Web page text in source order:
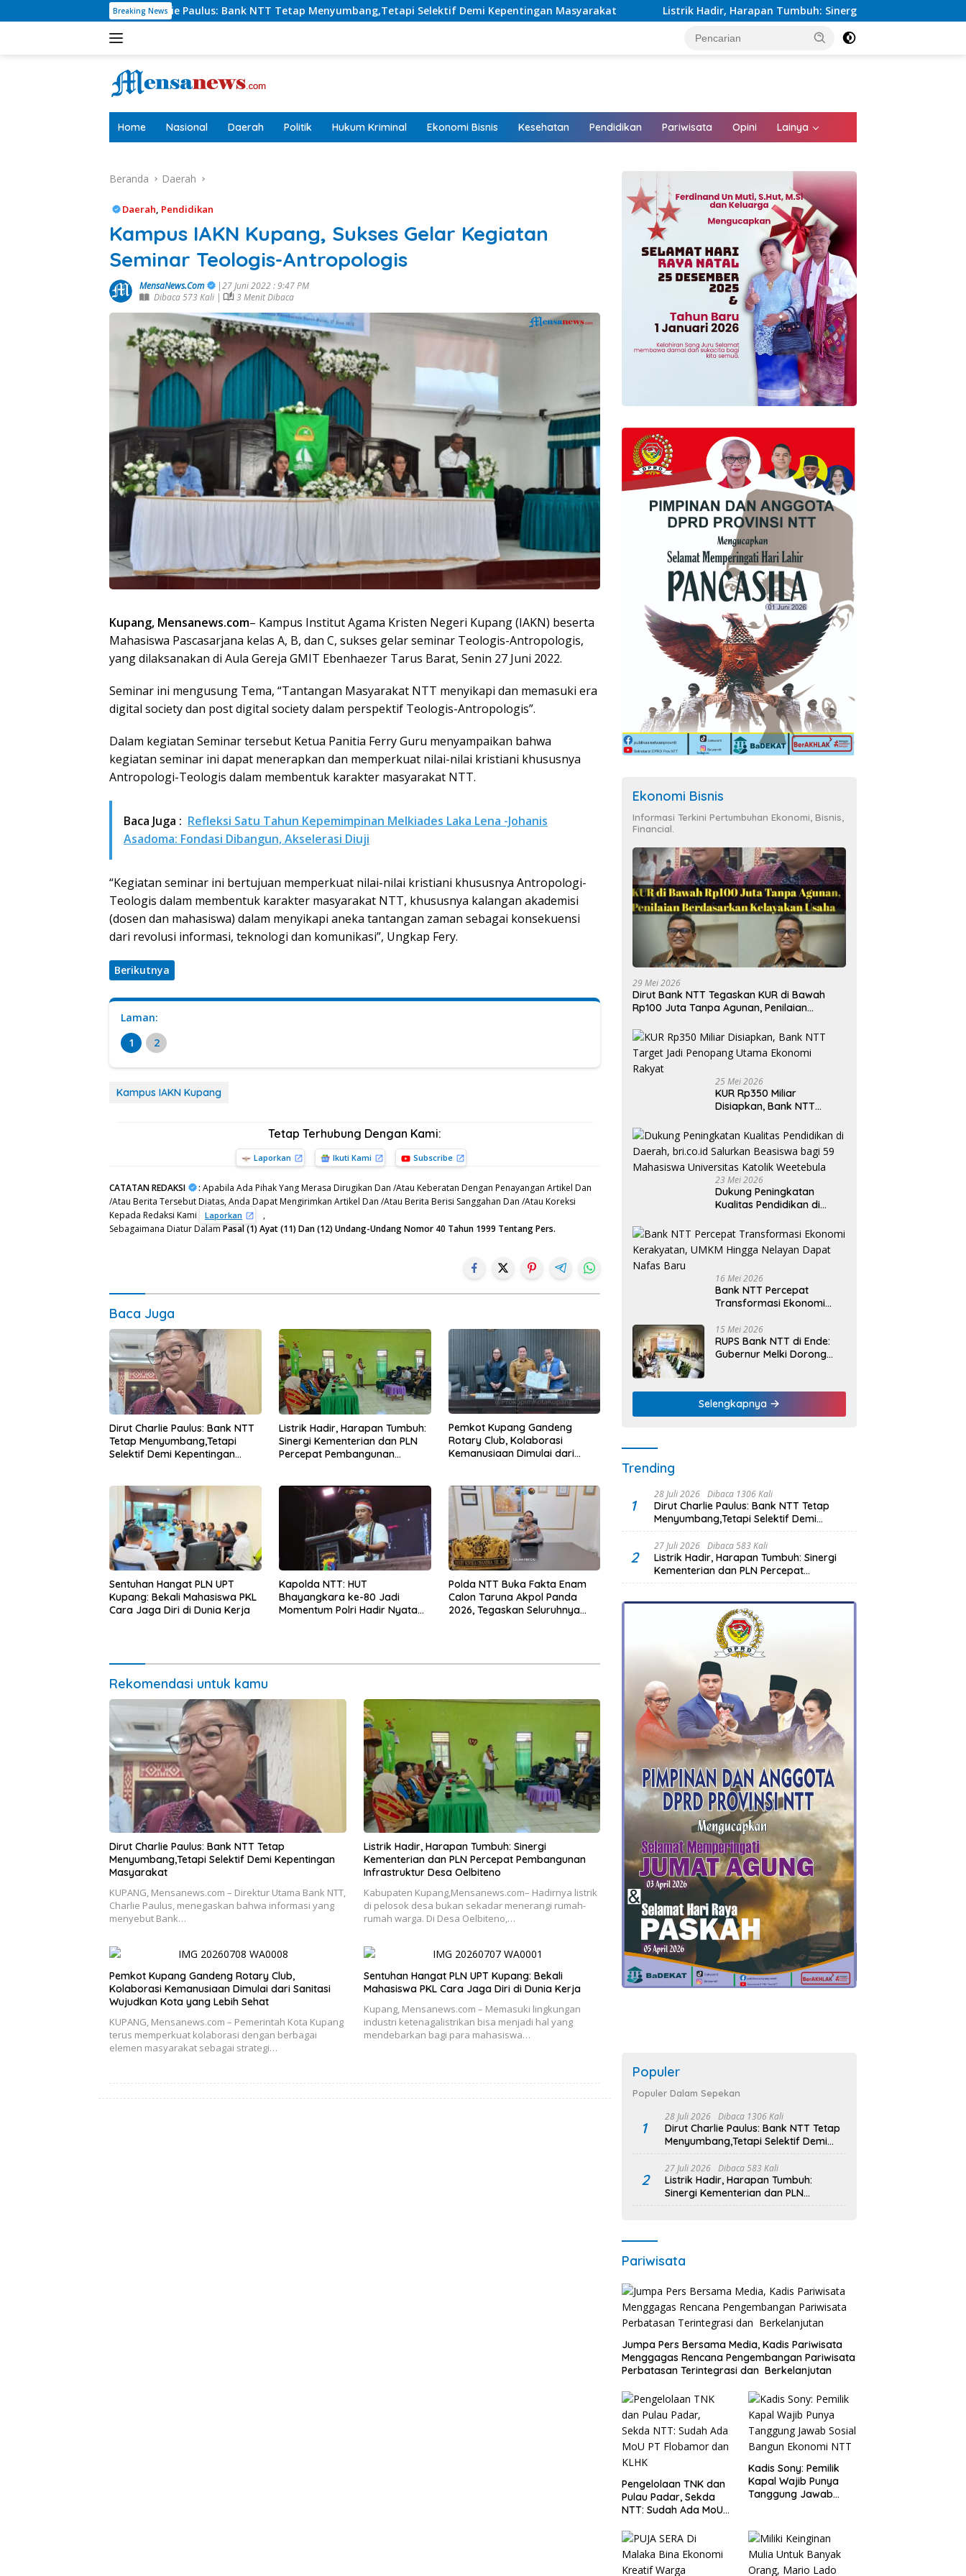
ke
Breaking News
Charlie Paulus: Bank NTT Tetap Menyumbang,Tetapi Selektif Demi Kepentingan Masyarakat Listrik Hadir, Harapan Tumbuh: Sinergi Kementerian dan PLN Percepat
Home Nasional Daerah Politik Hukum Kriminal Ekonomi Bisnis Kesehatan Pendidikan Pariwisata Opini Lainya
Beranda Daerah
Daerah, Pendidikan
Kampus IAKN Kupang, Sukses Gelar Kegiatan
Seminar Teologis-Antropologis
MensaNews.Com
|27 Juni 2022 : 9:47 PM
Dibaca 573 Kali |
3 Menit Dibaca
Kupang, Mensanews.com– Kampus Institut Agama Kristen Negeri Kupang (IAKN) beserta
Mahasiswa Pascasarjana kelas A, B, dan C, sukses gelar seminar Teologis-Antropologis,
yang dilaksanakan di Aula Gereja GMIT Ebenhaezer Tarus Barat, Senin 27 Juni 2022.
Seminar ini mengusung Tema, “Tantangan Masyarakat NTT menyikapi dan memasuki era
digital society dan post digital society dalam perspektif Teologis-Antropologis”.
Dalam kegiatan Seminar tersebut Ketua Panitia Ferry Guru menyampaikan bahwa
kegiatan seminar ini dapat menerapkan dan memperkuat nilai-nilai kristiani khususnya
Antropologi-Teologis dalam membentuk karakter masyarakat NTT.
Baca Juga : Refleksi Satu Tahun Kepemimpinan Melkiades Laka Lena -Johanis
Asadoma: Fondasi Dibangun, Akselerasi Diuji
“Kegiatan seminar ini bertujuan memperkuat nilai-nilai kristiani khususnya Antropologi-
Teologis dalam membentuk karakter masyarakat NTT, khususnya kalangan akademisi
(dosen dan mahasiswa) dalam menyikapi aneka tantangan zaman sebagai konsekuensi
dari revolusi informasi, teknologi dan komunikasi”, Ungkap Fery.
Berikutnya
Laman:
1
2
Kampus IAKN Kupang
Tetap Terhubung Dengan Kami:
Laporkan Ikuti Kami Subscribe
CATATAN REDAKSI : Apabila Ada Pihak Yang Merasa Dirugikan Dan /Atau Keberatan Dengan Penayangan Artikel Dan
/Atau Berita Tersebut Diatas, Anda Dapat Mengirimkan Artikel Dan /Atau Berita Berisi Sanggahan Dan /Atau Koreksi
Kepada Redaksi Kami
Laporkan
,
Sebagaimana Diatur DalamPasal (1) Ayat (11) Dan (12) Undang-Undang Nomor 40 Tahun 1999 Tentang Pers.
Baca Juga
Dirut Charlie Paulus: Bank NTT
Tetap Menyumbang,Tetapi
Selektif Demi Kepentingan
Listrik Hadir, Harapan Tumbuh:
Sinergi Kementerian dan PLN
Percepat Pembangunan
Pemkot Kupang Gandeng
Rotary Club, Kolaborasi
Kemanusiaan Dimulai dari
Sentuhan Hangat PLN UPT
Kupang: Bekali Mahasiswa PKL
Cara Jaga Diri di Dunia Kerja
Kapolda NTT: HUT
Bhayangkara ke-80 Jadi
Momentum Polri Hadir Nyata
Polda NTT Buka Fakta Enam
Calon Taruna Akpol Panda
2026, Tegaskan Seluruhnya
Rekomendasi untuk kamu
Dirut Charlie Paulus: Bank NTT Tetap
Menyumbang,Tetapi Selektif Demi Kepentingan
Masyarakat
KUPANG, Mensanews.com – Direktur Utama Bank NTT,
Charlie Paulus, menegaskan bahwa informasi yang
menyebut Bank…
Listrik Hadir, Harapan Tumbuh: Sinergi
Kementerian dan PLN Percepat Pembangunan
Infrastruktur Desa Oelbiteno
Kabupaten Kupang,Mensanews.com– Hadirnya listrik
di pelosok desa bukan sekadar menerangi rumah-
rumah warga. Di Desa Oelbiteno,…
Pemkot Kupang Gandeng Rotary Club,
Kolaborasi Kemanusiaan Dimulai dari Sanitasi
Wujudkan Kota yang Lebih Sehat
KUPANG, Mensanews.com – Pemerintah Kota Kupang
terus memperkuat kolaborasi dengan berbagai
elemen masyarakat sebagai strategi…
Sentuhan Hangat PLN UPT Kupang: Bekali
Mahasiswa PKL Cara Jaga Diri di Dunia Kerja
Kupang, Mensanews.com – Memasuki lingkungan
industri ketenagalistrikan bisa menjadi hal yang
mendebarkan bagi para mahasiswa…
Ekonomi Bisnis
Informasi Terkini Pertumbuhan Ekonomi, Bisnis,
Financial.
29 Mei 2026
Dirut Bank NTT Tegaskan KUR di Bawah
Rp100 Juta Tanpa Agunan, Penilaian
25 Mei 2026
KUR Rp350 Miliar
Disiapkan, Bank NTT
Utama Ekonomi Rakyat
23 Mei 2026
Dukung Peningkatan
Kualitas Pendidikan di
Beasiswa bagi 59
Mahasiswa Universitas
Katolik Weetebula
16 Mei 2026
Bank NTT Percepat
Transformasi Ekonomi
Nelayan Dapat Nafas
Baru
15 Mei 2026
RUPS Bank NTT di Ende:
Gubernur Melki Dorong
Selengkapnya
Trending
1
28 Juli 2026 Dibaca 1306 Kali
Dirut Charlie Paulus: Bank NTT Tetap
Menyumbang,Tetapi Selektif Demi
Kepentingan Masyarakat
2
27 Juli 2026 Dibaca 583 Kali
Listrik Hadir, Harapan Tumbuh: Sinergi
Kementerian dan PLN Percepat
Pembangunan Infrastruktur Desa
Populer
Populer Dalam Sepekan
1
28 Juli 2026 Dibaca 1306 Kali
Dirut Charlie Paulus: Bank NTT Tetap
Menyumbang,Tetapi Selektif Demi
Kepentingan Masyarakat
2
27 Juli 2026 Dibaca 583 Kali
Listrik Hadir, Harapan Tumbuh:
Sinergi Kementerian dan PLN
Percepat Pembangunan Infrastruktur
Pariwisata
Jumpa Pers Bersama Media, Kadis Pariwisata
Menggagas Rencana Pengembangan Pariwisata
Perbatasan Terintegrasi dan Berkelanjutan
Pengelolaan TNK dan
Pulau Padar, Sekda
NTT: Sudah Ada MoU
KLHK
Kadis Sony: Pemilik
Kapal Wajib Punya
Tanggung Jawab